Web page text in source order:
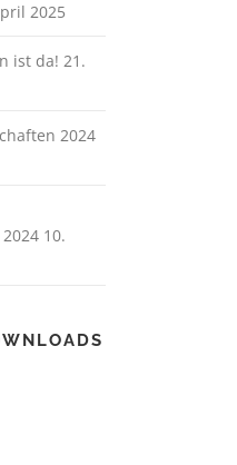
2025
ist da! 21.
2024
10.